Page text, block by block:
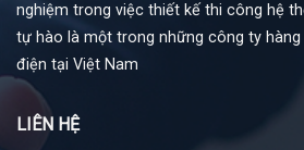
nghiệm trong việc thiết kế thi công hệ
tự hào là một trong những công ty
điện tại Việt Nam
LIÊN HỆ